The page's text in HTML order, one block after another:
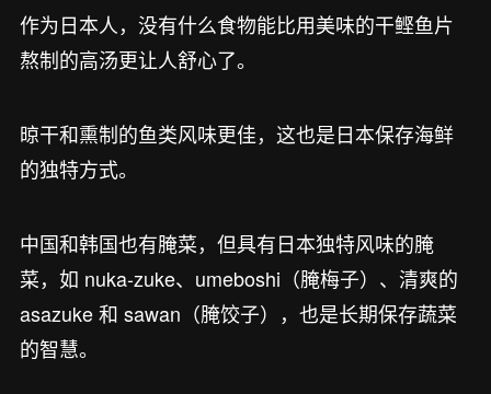
作为日本人，没有什么食物能比用美味的干鲣鱼片
熬制的高汤更让人舒心了。
晾干和熏制的鱼类风味更佳，这也是日本保存海鲜
的独特方式。
中国和韩国也有腌菜，但具有日本独特风味的腌
菜，如 nuka-zuke、umeboshi（腌梅子）、清爽的
asazuke 和 sawan（腌饺子），也是长期保存蔬菜
的智慧。